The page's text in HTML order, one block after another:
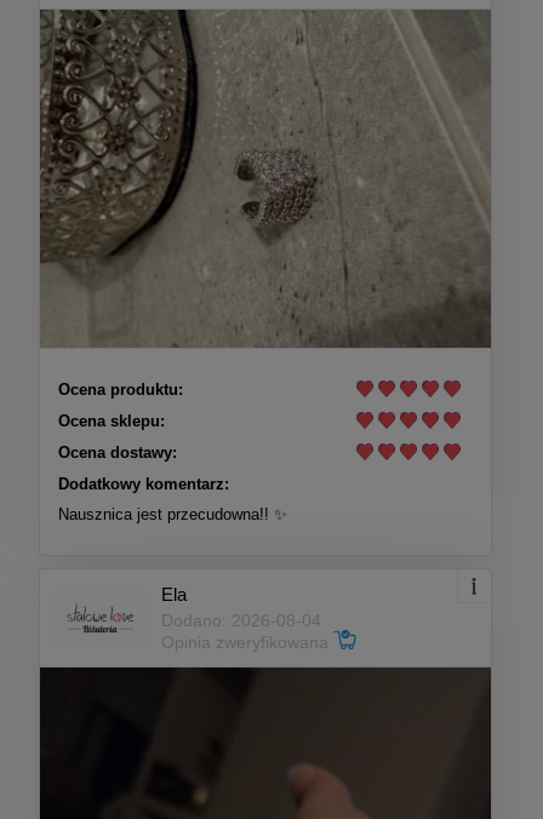
Ocena produktu:
Ocena sklepu:
Ocena dostawy:
Dodatkowy komentarz:
Nausznica jest przecudowna!! ✨
Ela
Dodano: 2026-08-04
Opinia zweryfikowana